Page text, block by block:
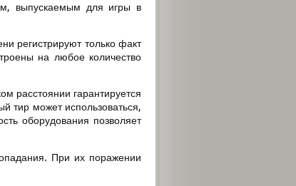
выпускаемым для игры в
регистрируют только факт
на любое количество
расстоянии гарантируется
тир может использоваться,
оборудования позволяет
При их поражении